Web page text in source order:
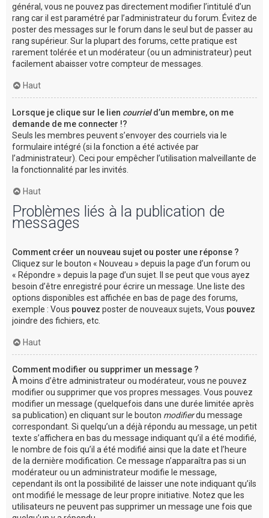
général, vous ne pouvez pas directement modifier l’intitulé d’un
rang car il est paramétré par l’administrateur du forum. Évitez de
poster des messages sur le forum dans le seul but de passer au
rang supérieur. Sur la plupart des forums, cette pratique est
rarement tolérée et un modérateur (ou un administrateur) peut
facilement abaisser votre compteur de messages.
Haut
Lorsque je clique sur le lien courrield’un membre, on me
demande de me connecter !?
Seuls les membres peuvent s’envoyer des courriels via le
formulaire intégré (si la fonction a été activée par
l’administrateur). Ceci pour empêcher l’utilisation malveillante de
la fonctionnalité par les invités.
Haut
Problèmes liés à la publication de
messages
Comment créer un nouveau sujet ou poster une réponse ?
Cliquez sur le bouton « Nouveau » depuis la page d’un forum ou
« Répondre » depuis la page d’un sujet. Il se peut que vous ayez
besoin d’être enregistré pour écrire un message. Une liste des
options disponibles est affichée en bas de page des forums,
exemple : Vous pouvez poster de nouveaux sujets, Vous pouvez
joindre des fichiers, etc.
Haut
Comment modifier ou supprimer un message ?
À moins d’être administrateur ou modérateur, vous ne pouvez
modifier ou supprimer que vos propres messages. Vous pouvez
modifier un message (quelquefois dans une durée limitée après
sa publication) en cliquant sur le bouton modifierdu message
correspondant. Si quelqu’un a déjà répondu au message, un petit
texte s’affichera en bas du message indiquant qu’il a été modifié,
le nombre de fois qu’il a été modifié ainsi que la date et l’heure
de la dernière modification. Ce message n’apparaîtra pas si un
modérateur ou un administrateur modifie le message,
cependant ils ont la possibilité de laisser une note indiquant qu’ils
ont modifié le message de leur propre initiative. Notez que les
utilisateurs ne peuvent pas supprimer un message une fois que